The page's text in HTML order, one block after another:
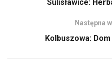
Sulisławice:
Następna
Kolbuszowa: